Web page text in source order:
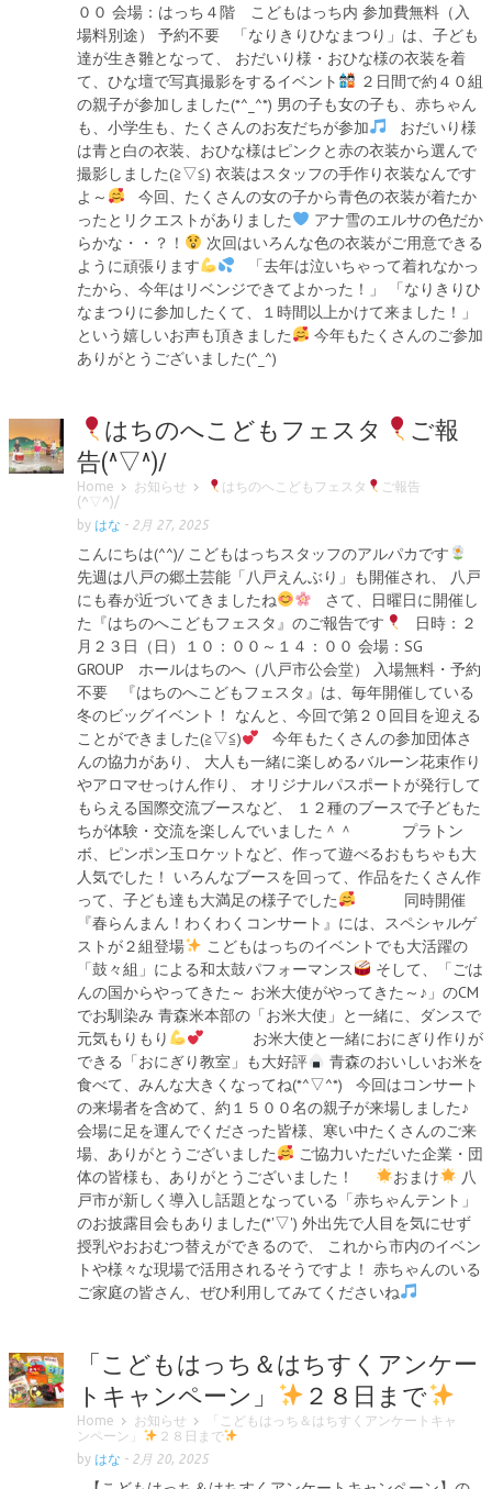
００ 会場：はっち４階 こどもはっち内 参加費無料（入
場料別途） 予約不要 「なりきりひなまつり」は、子ども
達が生き雛となって、 おだいり様・おひな様の衣装を着
て、ひな壇で写真撮影をするイベント
２日間で約４０組
の親子が参加しました(*^_^*) 男の子も女の子も、赤ちゃん
も、小学生も、たくさんのお友だちが参加
おだいり様
は青と白の衣装、おひな様はピンクと赤の衣装から選んで
撮影しました(≧▽≦) 衣装はスタッフの手作り衣装なんです
よ～
今回、たくさんの女の子から青色の衣装が着たか
ったとリクエストがありました
アナ雪のエルサの色だか
らかな・・？！
次回はいろんな色の衣装がご用意できる
ように頑張ります
「去年は泣いちゃって着れなかっ
たから、今年はリベンジできてよかった！」 「なりきりひ
なまつりに参加したくて、１時間以上かけて来ました！」
という嬉しいお声も頂きました
今年もたくさんのご参加
ありがとうございました(^_^)
はちのへこどもフェスタ
ご報
告(^▽^)/
Home お知らせ はちのへこどもフェスタ
ご報告
(^▽^)/
by はな - 2月 27, 2025
こんにちは(^^)/ こどもはっちスタッフのアルパカです
先週は八戸の郷土芸能「八戸えんぶり」も開催され、 八戸
にも春が近づいてきましたね
さて、日曜日に開催し
た『はちのへこどもフェスタ』のご報告です
日時：２
月２３日（日）１０：００～１４：００ 会場：SG
GROUP ホールはちのへ（八戸市公会堂） 入場無料・予約
不要 『はちのへこどもフェスタ』は、毎年開催している
冬のビッグイベント！ なんと、今回で第２０回目を迎える
ことができました(≧▽≦)
今年もたくさんの参加団体さ
んの協力があり、 大人も一緒に楽しめるバルーン花束作り
やアロマせっけん作り、 オリジナルパスポートが発行して
もらえる国際交流ブースなど、 １２種のブースで子どもた
ちが体験・交流を楽しんでいました＾＾ プラトン
ボ、ピンポン玉ロケットなど、作って遊べるおもちゃも大
人気でした！ いろんなブースを回って、作品をたくさん作
って、子ども達も大満足の様子でした
同時開催
『春らんまん！わくわくコンサート』には、スペシャルゲ
ストが２組登場
こどもはっちのイベントでも大活躍の
「鼓々組」による和太鼓パフォーマンス
そして、「ごは
んの国からやってきた～ お米大使がやってきた～♪」のCM
でお馴染み 青森米本部の「お米大使」と一緒に、ダンスで
元気もりもり
お米大使と一緒におにぎり作りが
できる「おにぎり教室」も大好評
青森のおいしいお米を
食べて、みんな大きくなってね(*^▽^*) 今回はコンサート
の来場者を含めて、約１５００名の親子が来場しました♪
会場に足を運んでくださった皆様、寒い中たくさんのご来
場、ありがとうございました
ご協力いただいた企業・団
体の皆様も、ありがとうございました！
おまけ
八
戸市が新しく導入し話題となっている「赤ちゃんテント」
のお披露目会もありました(*'▽') 外出先で人目を気にせず
授乳やおおむつ替えができるので、 これから市内のイベン
トや様々な現場で活用されるそうですよ！ 赤ちゃんのいる
ご家庭の皆さん、ぜひ利用してみてくださいね
「こどもはっち＆はちすくアンケー
トキャンペーン」
２８日まで
Home お知らせ
「こどもはっち＆はちすくアンケートキャ
ンペーン」
２８日まで
by はな - 2月 20, 2025